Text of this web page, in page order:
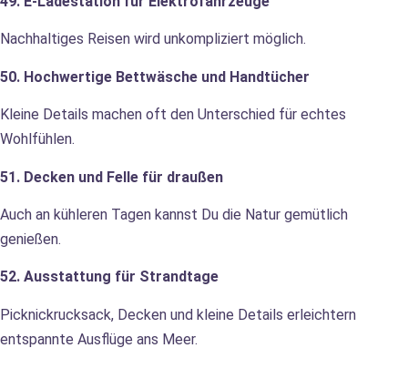
Nachhaltiges Reisen wird unkompliziert möglich.
50. Hochwertige Bettwäsche und Handtücher
Kleine Details machen oft den Unterschied für echtes
Wohlfühlen.
51. Decken und Felle für draußen
Auch an kühleren Tagen kannst Du die Natur gemütlich
genießen.
52. Ausstattung für Strandtage
Picknickrucksack, Decken und kleine Details erleichtern
entspannte Ausflüge ans Meer.